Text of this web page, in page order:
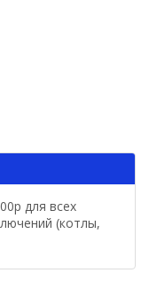
для всех
(котлы,